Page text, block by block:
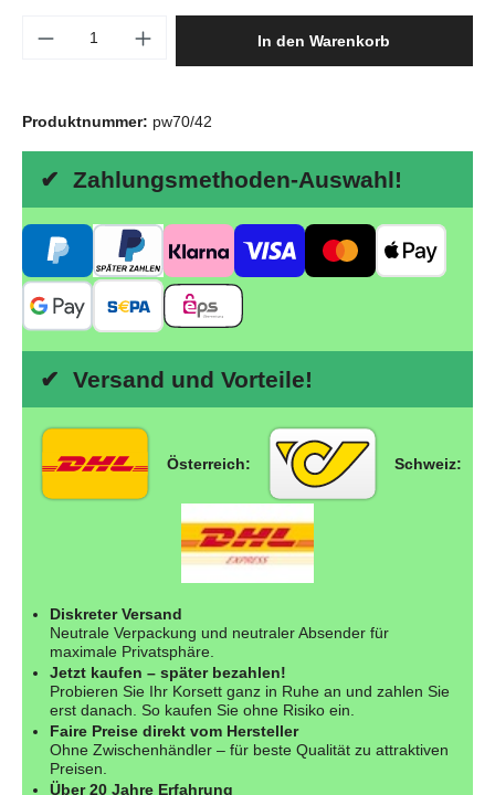
Produkt Anzahl: Gib den gewünschten
In den Warenkorb
Produktnummer: pw70/42
✔ Zahlungsmethoden-Auswahl!
✔ Versand und Vorteile!
Österreich: Schweiz:
Diskreter Versand
Neutrale Verpackung und neutraler Absender für
maximale Privatsphäre.
Jetzt kaufen – später bezahlen!
Probieren Sie Ihr Korsett ganz in Ruhe an und zahlen Sie
erst danach. So kaufen Sie ohne Risiko ein.
Faire Preise direkt vom Hersteller
Ohne Zwischenhändler – für beste Qualität zu attraktiven
Preisen.
Über 20 Jahre Erfahrung